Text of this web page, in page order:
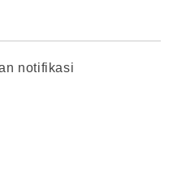
notifikasi